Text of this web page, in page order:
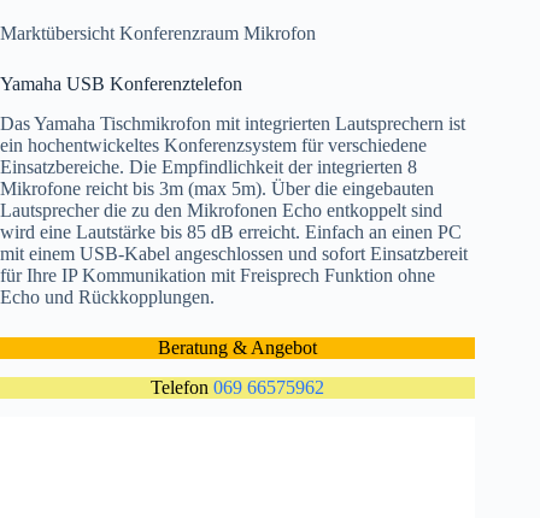
Marktübersicht Konferenzraum Mikrofon
Yamaha USB Konferenztelefon
Das Yamaha Tischmikrofon mit integrierten Lautsprechern ist
ein hochentwickeltes Konferenzsystem für verschiedene
Einsatzbereiche. Die Empfindlichkeit der integrierten 8
Mikrofone reicht bis 3m (max 5m). Über die eingebauten
Lautsprecher die zu den Mikrofonen Echo entkoppelt sind
wird eine Lautstärke bis 85 dB erreicht. Einfach an einen PC
mit einem USB-Kabel angeschlossen und sofort Einsatzbereit
für Ihre IP Kommunikation mit Freisprech Funktion ohne
Echo und Rückkopplungen.
Beratung & Angebot
Telefon069 66575962